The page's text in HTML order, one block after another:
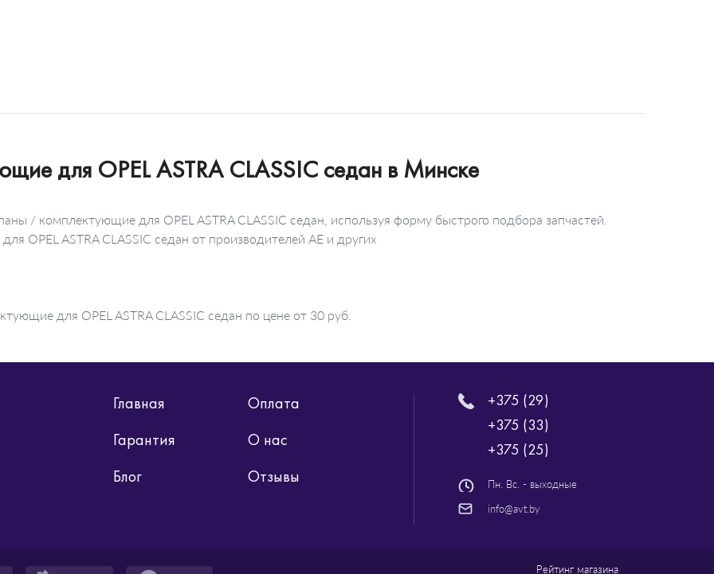
для OPEL ASTRA CLASSIC седан в Минске
/ комплектующие для OPEL ASTRA CLASSIC седан, используя форму быстрого подбора запчастей.
OPEL ASTRA CLASSIC седан от производителей AE и других
для OPEL ASTRA CLASSIC седан по цене от 30 руб.
Главная
Оплата
Гарантия
О нас
Блог
Отзывы
+375 (29)
+375 (33)
+375 (25)
Пн. Вс. - выходные
info@avt.by
Рейтинг магазина